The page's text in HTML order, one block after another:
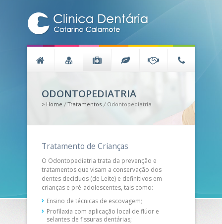
ODONTOPEDIATRIA
> Home / Tratamentos / Odontopediatria
Tratamento de Crianças
O Odontopediatria trata da prevenção e
tratamentos que visam a conservação dos
dentes deciduos (de Leite) e definitivos em
crianças e pré-adolescentes, tais como:
Ensino de técnicas de escovagem;
Profilaxia com aplicação local de flúor e
selantes de fissuras dentárias;